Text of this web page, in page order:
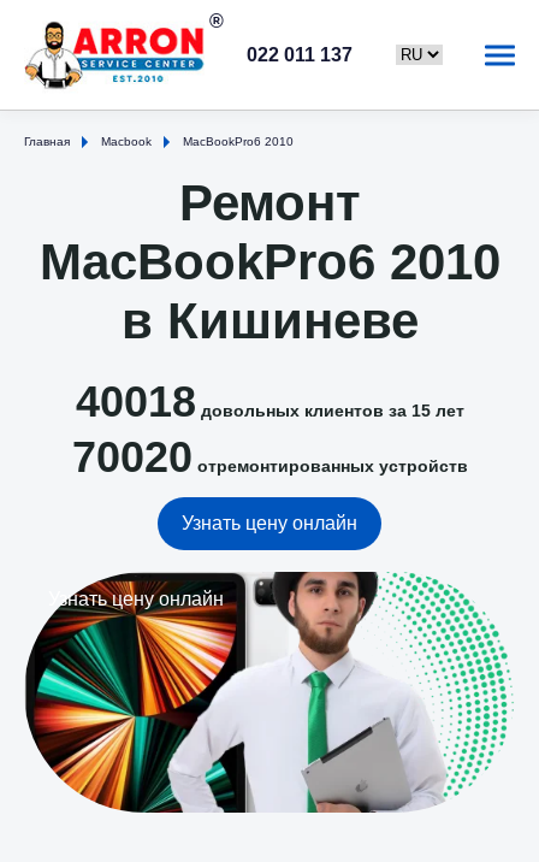
022 011 137
Главная Macbook MacBookPro6 2010
Ремонт
MacBookPro6 2010
в Кишиневе
40018 довольных клиентов за 15 лет
70020 отремонтированных устройств
Узнать цену онлайн
Узнать цену онлайн